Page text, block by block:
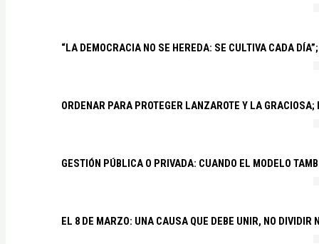
“LA DEMOCRACIA NO SE HEREDA: SE CULTIVA CADA
ORDENAR PARA PROTEGER LANZAROTE Y LA
GESTIÓN PÚBLICA O PRIVADA: CUANDO EL MODELO
EL 8 DE MARZO: UNA CAUSA QUE DEBE UNIR, NO DIVIDIR